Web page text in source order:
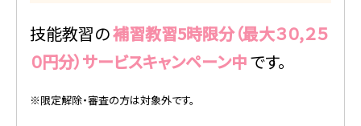
技能教習の補習教習5時限分（最大３０,２５
０円分）サービスキャンペーン中です。
※限定解除・審査の方は対象外です。